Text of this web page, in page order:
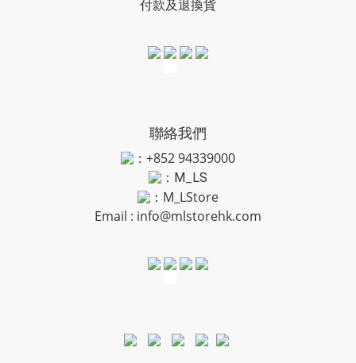
付款及退換貨
聯絡我們
：+852 94339000
： M_LS
：M_LStore
Email : info@mlstorehk.com